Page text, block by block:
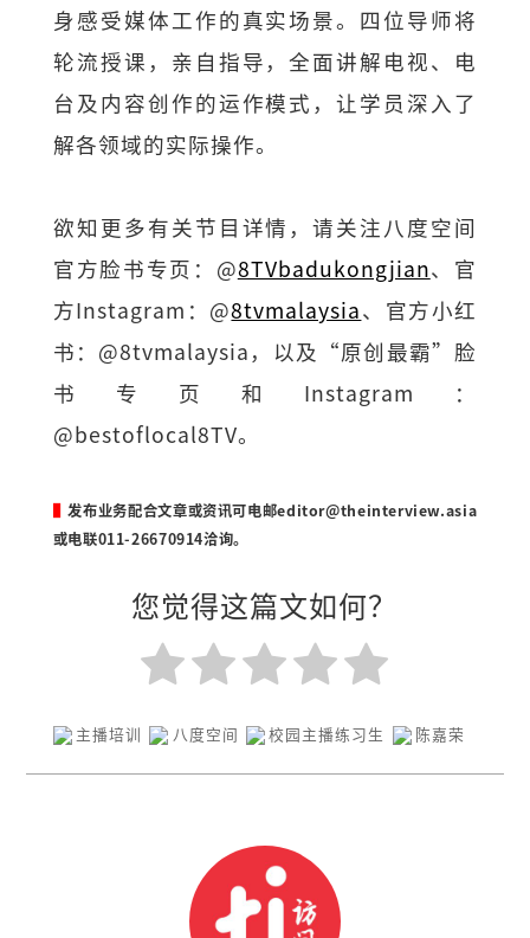
身感受媒体工作的真实场景。四位导师将
轮流授课，亲自指导，全面讲解电视、电
台及内容创作的运作模式，让学员深入了
解各领域的实际操作。
欲知更多有关节目详情，请关注八度空间
官方脸书专页：@8TVbadukongjian、官
方Instagram：@8tvmalaysia、官方小红
书：@8tvmalaysia，以及“原创最霸”脸
书专页和Instagram：
@bestoflocal8TV。
▌发布业务配合文章或资讯可电邮editor@theinterview.asia
或电联011-26670914洽询。
您觉得这篇文如何？
主播培训 八度空间 校园主播练习生 陈嘉荣